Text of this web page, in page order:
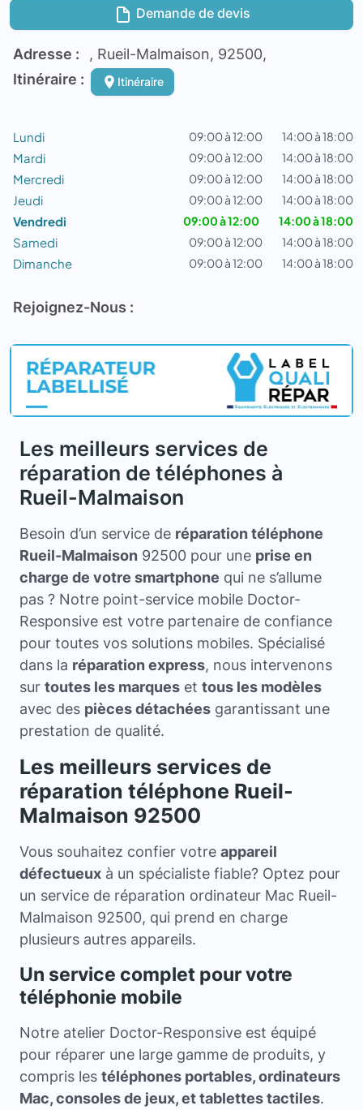
Demande de devis
Adresse :
, Rueil-Malmaison, 92500,
Itinéraire :
Itinéraire
Lundi 09:00 à 12:00 14:00 à 18:00
Mardi 09:00 à 12:00 14:00 à 18:00
Mercredi 09:00 à 12:00 14:00 à 18:00
Jeudi 09:00 à 12:00 14:00 à 18:00
Vendredi 09:00 à 12:00 14:00 à 18:00
Samedi 09:00 à 12:00 14:00 à 18:00
Dimanche 09:00 à 12:00 14:00 à 18:00
Rejoignez-Nous :
Les meilleurs services de
réparation de téléphones à
Rueil-Malmaison
Besoin d’un service de réparation téléphone
Rueil-Malmaison 92500 pour une prise en
charge de votre smartphone qui ne s’allume
pas ? Notre point-service mobile Doctor-
Responsive est votre partenaire de confiance
pour toutes vos solutions mobiles. Spécialisé
dans la réparation express, nous intervenons
sur toutes les marques et tous les modèles
avec des pièces détachées garantissant une
prestation de qualité.
Les meilleurs services de
réparation téléphone Rueil-
Malmaison 92500
Vous souhaitez confier votre appareil
défectueux à un spécialiste fiable? Optez pour
un service de réparation ordinateur Mac Rueil-
Malmaison 92500, qui prend en charge
plusieurs autres appareils.
Un service complet pour votre
téléphonie mobile
Notre atelier Doctor-Responsive est équipé
pour réparer une large gamme de produits, y
compris les téléphones portables, ordinateurs
Mac, consoles de jeux, et tablettes tactiles.